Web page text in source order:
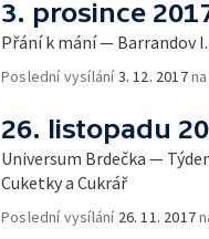
3. prosince
Přání k mání — Barrandov
Poslední vysílání3. 12. 2017na
26. listopadu
Universum Brdečka —
Cuketky a Cukrář
Poslední vysílání 26. 11. 2017